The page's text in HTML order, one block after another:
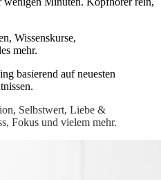
Wissenskurse,
mehr.
basierend auf neuesten
Selbstwert, Liebe &
Fokus und vielem mehr.